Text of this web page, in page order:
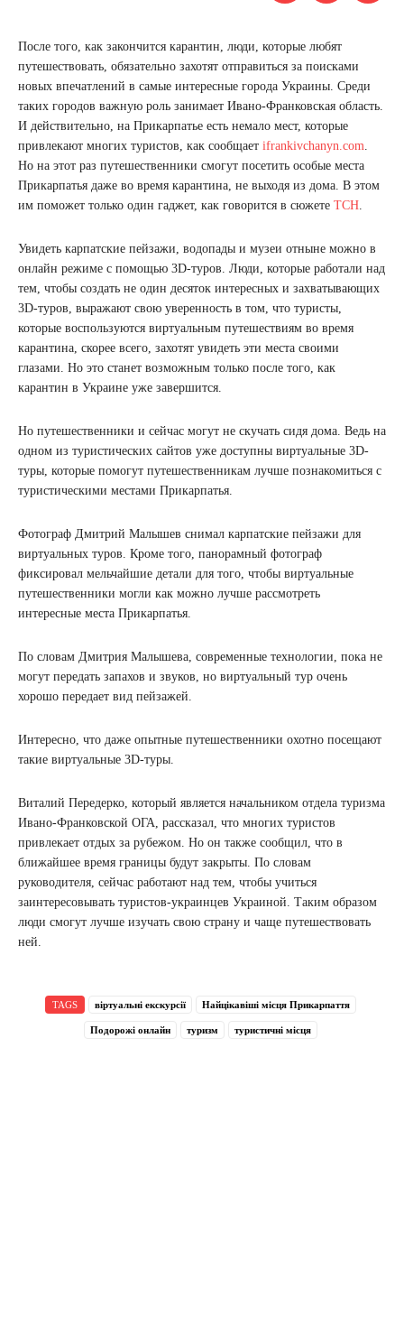
После того, как закончится карантин, люди, которые любят
путешествовать, обязательно захотят отправиться за поисками
новых впечатлений в самые интересные города Украины. Среди
таких городов важную роль занимает Ивано-Франковская область.
И действительно, на Прикарпатье есть немало мест, которые
привлекают многих туристов, как сообщает ifrankivchanyn.com.
Но на этот раз путешественники смогут посетить особые места
Прикарпатья даже во время карантина, не выходя из дома. В этом
им поможет только один гаджет, как говорится в сюжете ТСН.
Увидеть карпатские пейзажи, водопады и музеи отныне можно в
онлайн режиме с помощью 3D-туров. Люди, которые работали над
тем, чтобы создать не один десяток интересных и захватывающих
3D-туров, выражают свою уверенность в том, что туристы,
которые воспользуются виртуальным путешествиям во время
карантина, скорее всего, захотят увидеть эти места своими
глазами. Но это станет возможным только после того, как
карантин в Украине уже завершится.
Но путешественники и сейчас могут не скучать сидя дома. Ведь на
одном из туристических сайтов уже доступны виртуальные 3D-
туры, которые помогут путешественникам лучше познакомиться с
туристическими местами Прикарпатья.
Фотограф Дмитрий Малышев снимал карпатские пейзажи для
виртуальных туров. Кроме того, панорамный фотограф
фиксировал мельчайшие детали для того, чтобы виртуальные
путешественники могли как можно лучше рассмотреть
интересные места Прикарпатья.
По словам Дмитрия Малышева, современные технологии, пока не
могут передать запахов и звуков, но виртуальный тур очень
хорошо передает вид пейзажей.
Интересно, что даже опытные путешественники охотно посещают
такие виртуальные 3D-туры.
Виталий Передерко, который является начальником отдела туризма
Ивано-Франковской ОГА, рассказал, что многих туристов
привлекает отдых за рубежом. Но он также сообщил, что в
ближайшее время границы будут закрыты. По словам
руководителя, сейчас работают над тем, чтобы учиться
заинтересовывать туристов-украинцев Украиной. Таким образом
люди смогут лучше изучать свою страну и чаще путешествовать
ней.
TAGS віртуальні екскурсії Найцікавіші місця Прикарпаття
Подорожі онлайн туризм туристичні місця